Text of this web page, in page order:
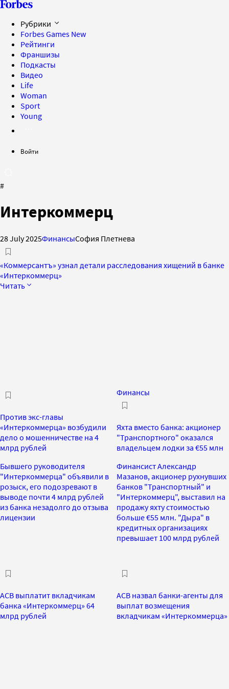
Рубрики
Forbes Games New
Рейтинги
Франшизы
Подкасты
Видео
Life
Woman
Sport
Young
Войти
#
Интеркоммерц
28 July 2025ФинансыСофия Плетнева
«Коммерсантъ» узнал детали расследования хищений в банке
«Интеркоммерц»
Читать
Против экс-главы
«Интеркоммерца» возбудили
дело о мошенничестве на 4
млрд рублей
Бывшего руководителя
"Интеркоммерца" объявили в
розыск, его подозревают в
выводе почти 4 млрд рублей
из банка незадолго до отзыва
лицензии
Финансы
Яхта вместо банка: акционер
"Транспортного" оказался
владельцем лодки за €55 млн
Финансист Александр
Мазанов, акционер рухнувших
банков "Транспортный" и
"Интеркоммерц", выставил на
продажу яхту стоимостью
больше €55 млн. "Дыра" в
кредитных организациях
превышает 100 млрд рублей
АСВ выплатит вкладчикам
банка «Интеркоммерц» 64
млрд рублей
АСВ назвал банки-агенты для
выплат возмещения
вкладчикам «Интеркоммерца»